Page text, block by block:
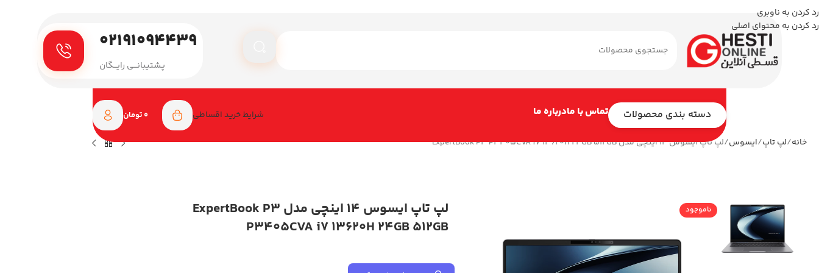
رد کردن به ناوبری
رد کردن به محتوای اصلی
۰۲۱۹۱۰۹۴۴۳۹
پـشتیبانـــی رایـــگان
دسته بندی محصولات تماس با مادرباره ما شرایط خرید اقساطی 0 تومان
خانه لپ تاپ ایسوس لپ تاپ ایسوس 14 اینچی مدل ExpertBook P3 P3405CVA i7 13620H 24GB 512GB
ناموجود
لپ تاپ ایسوس 14 اینچی مدل ExpertBook P3
P3405CVA i7 13620H 24GB 512GB